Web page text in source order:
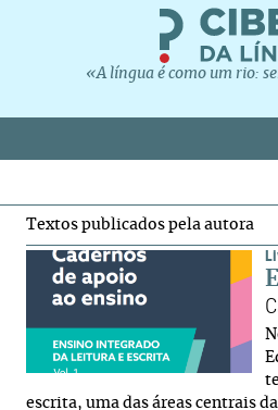
«A língua é como um rio:
Textos publicados pela autora
escrita, uma das áreas centrais